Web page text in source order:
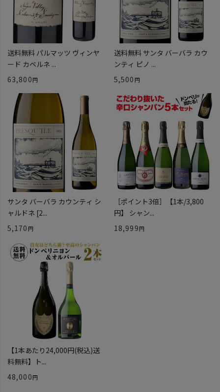
送料無料 パルマッツ ヴィンヤ
ード カベルネ ...
63,800
送料無料 サンタ バーバラ カウ
ンティ ピノ ...
5,500
サンタ バーバラ カウンティ シ
ャルドネ [2...
5,170
［ポイント3倍］【1本/3,800
円】 シャン...
18,999
【1本あたり24,000円(税込)送
料無料】ト...
48,000